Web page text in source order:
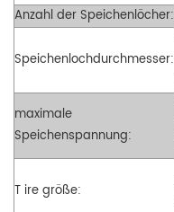
Anzahl der Speichenlöcher:
Speichenlochdurchmesser:
maximale
Speichenspannung:
T ire größe: